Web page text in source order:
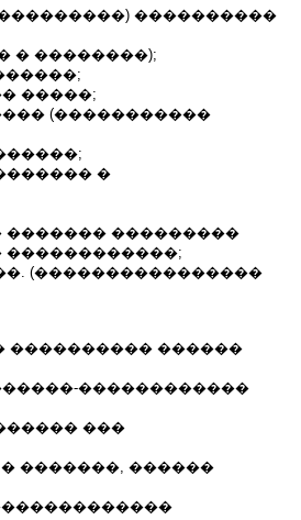
����������
� ��������);
�����;
(�����������
�
������� ���������
������������;
(����������������
���������� ������
������������
���
�������, ������